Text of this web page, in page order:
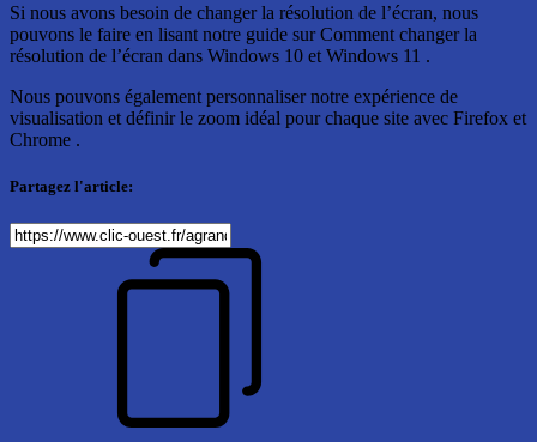
Si nous avons besoin de changer la résolution de l’écran, nous
pouvons le faire en lisant notre guide sur Comment changer la
résolution de l’écran dans Windows 10 et Windows 11 .
Nous pouvons également personnaliser notre expérience de
visualisation et définir le zoom idéal pour chaque site avec Firefox et
Chrome .
Partagez l'article: